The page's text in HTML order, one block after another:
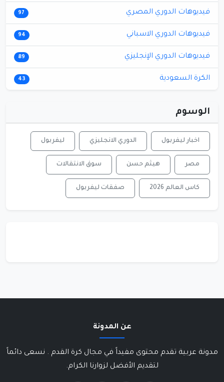
فيديوهات الدوري المصري 97
فيديوهات الدوري الاسباني 94
فيديوهات الدوري الإنجليزي 89
الكرة السعودية 43
الوسوم
اخبار ليفربول الدوري الانجليزي ليفربول
مصر هيثم حسن سوق الانتقالات
كاس العالم 2026 صفقات ليفربول
عن المدونة
مدونة عربية تقدم محتوى مفيداً في مجال كرة القدم . نسعى دائماً
لتقديم الأفضل لزوارنا الكرام.